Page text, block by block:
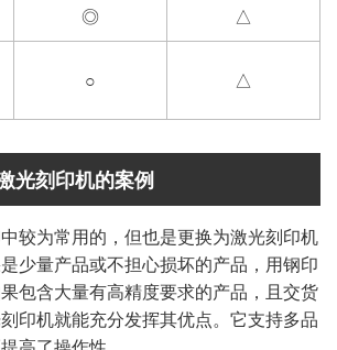
◎
△
○ △
光刻印机的案例
较为常用的，但也是更换为激光刻印机
少量产品或不担心损坏的产品，用钢印
包含大量有高精度要求的产品，且交货
印机就能充分发挥其优点。它支持多品